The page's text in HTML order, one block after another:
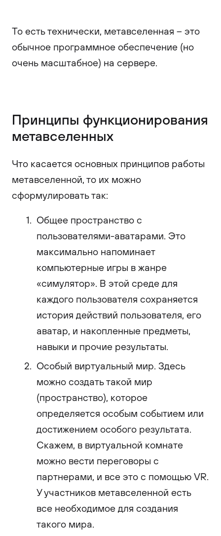
То есть технически, метавселенная – это
обычное программное обеспечение (но
очень масштабное) на сервере.
Принципы функционирования
метавселенных
Что касается основных принципов работы
метавселенной, то их можно
сформулировать так:
Общее пространство с
пользователями-аватарами. Это
максимально напоминает
компьютерные игры в жанре
«симулятор». В этой среде для
каждого пользователя сохраняется
история действий пользователя, его
аватар, и накопленные предметы,
навыки и прочие результаты.
Особый виртуальный мир. Здесь
можно создать такой мир
(пространство), которое
определяется особым событием или
достижением особого результата.
Скажем, в виртуальной комнате
можно вести переговоры с
партнерами, и все это с помощью VR.
У участников метавселенной есть
все необходимое для создания
такого мира.